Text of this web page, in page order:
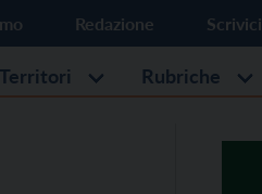
Redazione Scrivici
Territori Rubriche